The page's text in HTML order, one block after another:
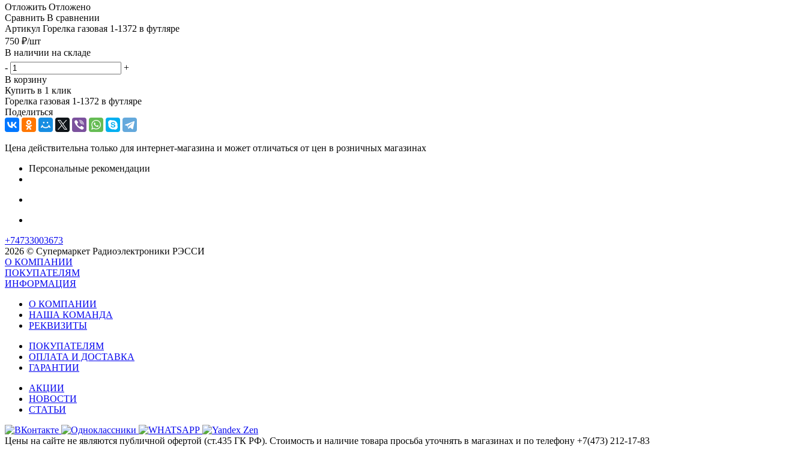
Отложить Отложено
Сравнить В сравнении
Артикул Горелка газовая 1-1372 в футляре
750 ₽/шт
В наличии на складе
-
+
В корзину
Купить в 1 клик
Горелка газовая 1-1372 в футляре
Поделиться
Цена действительна только для интернет-магазина и может отличаться от цен в розничных магазинах
Персональные рекомендации
+74733003673
2026 © Супермаркет Радиоэлектроники РЭССИ
О КОМПАНИИ
ПОКУПАТЕЛЯМ
ИНФОРМАЦИЯ
О КОМПАНИИ
НАША КОМАНДА
РЕКВИЗИТЫ
ПОКУПАТЕЛЯМ
ОПЛАТА И ДОСТАВКА
ГАРАНТИИ
АКЦИИ
НОВОСТИ
СТАТЬИ
Цены на сайте не являются публичной офертой (ст.435 ГК РФ). Стоимость и наличие товара просьба уточнять в магазинах и по телефону +7(473) 212-17-83